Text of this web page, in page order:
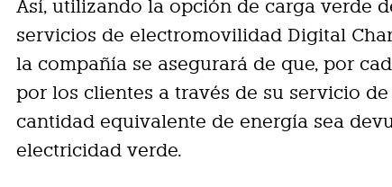
Así, utilizando la opción de carga verde
servicios de electromovilidad Digital
la compañía se asegurará de que, por
por los clientes a través de su servicio
cantidad equivalente de energía sea
electricidad verde.